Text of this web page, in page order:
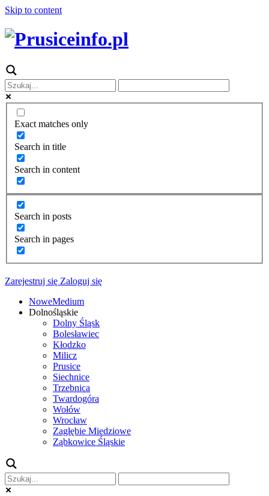
Skip to content
Exact matches only
Search in title
Search in content
Search in posts
Search in pages
Zarejestruj się Zaloguj się
NoweMedium
Dolnośląskie
Dolny Śląsk
Bolesławiec
Kłodzko
Milicz
Prusice
Siechnice
Trzebnica
Twardogóra
Wołów
Wrocław
Zagłębie Miedziowe
Ząbkowice Śląskie